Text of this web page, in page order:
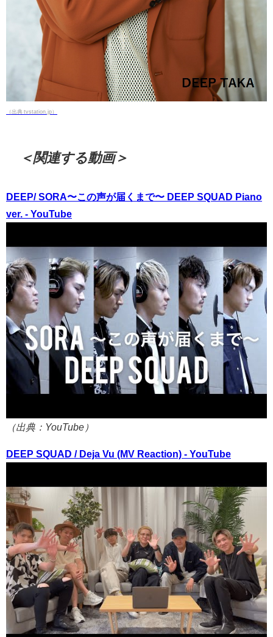
（出典 tvstation.jp）
＜関連する動画＞
DEEP/ SORA〜この声が届くまで〜 DEEP SQUAD Piano
ver. - YouTube
（出典：YouTube）
DEEP SQUAD / Deja Vu (MV Reaction) - YouTube